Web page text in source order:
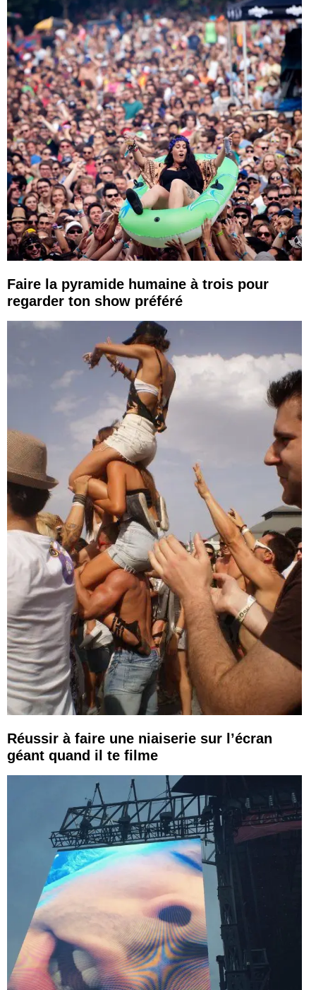
Faire la pyramide humaine à trois pour
regarder ton show préféré
Réussir à faire une niaiserie sur l’écran
géant quand il te filme